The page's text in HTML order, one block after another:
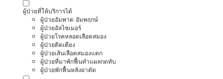
ผู้ป่วยที่ให้บริการได้
ผู้ป่วยอัมพาต อัมพฤกษ์
ผู้ป่วยอัลไซเมอร์
ผู้ป่วยโรคหลอดเลือดสมอง
ผู้ป่วยติดเตียง
ผู้ป่วยเส้นเลือดสมองแตก
ผู้ป่วยที่มาพักฟื้นทำแผลกดทับ
ผู้ป่วยพักฟื้นหลังผ่าตัด